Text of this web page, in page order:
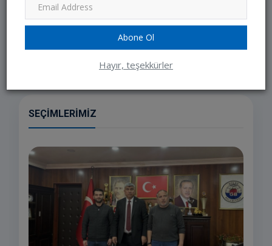
Abone Ol
Hayır, teşekkürler
LÜTFEN ARACINIZI
ÇALIŞTIRMADAN ÖNCE KAPUTA
VURUN VE KON...
editor Jan 10, 2024 0
SEÇIMLERIMIZ